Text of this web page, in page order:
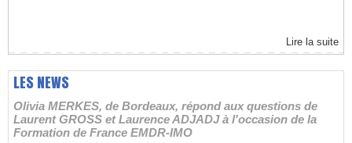
Lire la suite
LES NEWS
Olivia MERKES, de Bordeaux, répond aux questions de
Laurent GROSS et Laurence ADJADJ à l'occasion de la
Formation de France EMDR-IMO